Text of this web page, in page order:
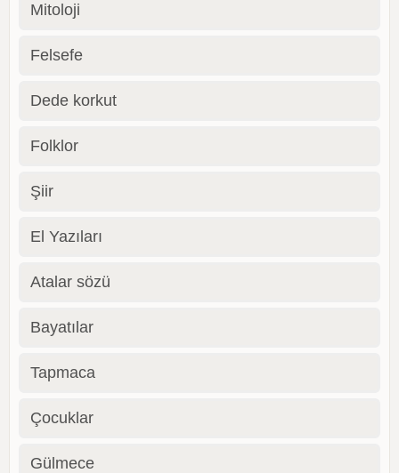
Mitoloji
Felsefe
Dede korkut
Folklor
Şiir
El Yazıları
Atalar sözü
Bayatılar
Tapmaca
Çocuklar
Gülmece